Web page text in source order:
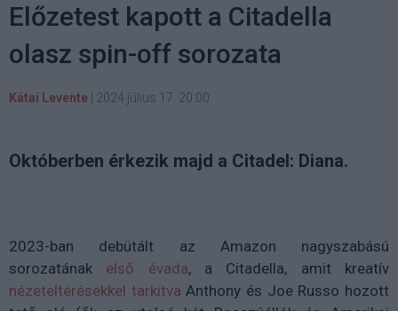
Előzetest kapott a Citadella
olasz spin-off sorozata
Kátai Levente 2024 július 17. 20:00
Októberben érkezik majd a Citadel: Diana.
2023-ban debütált az Amazon nagyszabású
sorozatának első évada, a Citadella, amit kreatív
nézeteltérésekkel tarkítva Anthony és Joe Russo hozott